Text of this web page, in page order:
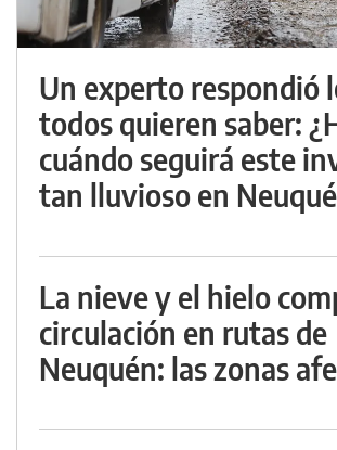
Un experto respondió
todos quieren saber:
cuándo seguirá este
tan lluvioso en
La nieve y el hielo
circulación en rutas de
Neuquén: las zonas